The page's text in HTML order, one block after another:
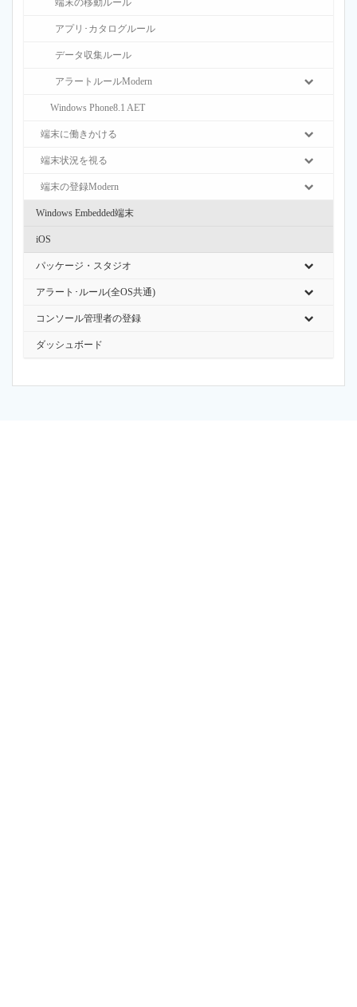
端末の移動ルール
アプリ･カタログルール
データ収集ルール
アラートルールModern
Windows Phone8.1 AET
端末に働きかける
端末状況を視る
端末の登録Modern
Windows Embedded端末
iOS
パッケージ・スタジオ
アラート･ルール(全OS共通)
コンソール管理者の登録
ダッシュボード